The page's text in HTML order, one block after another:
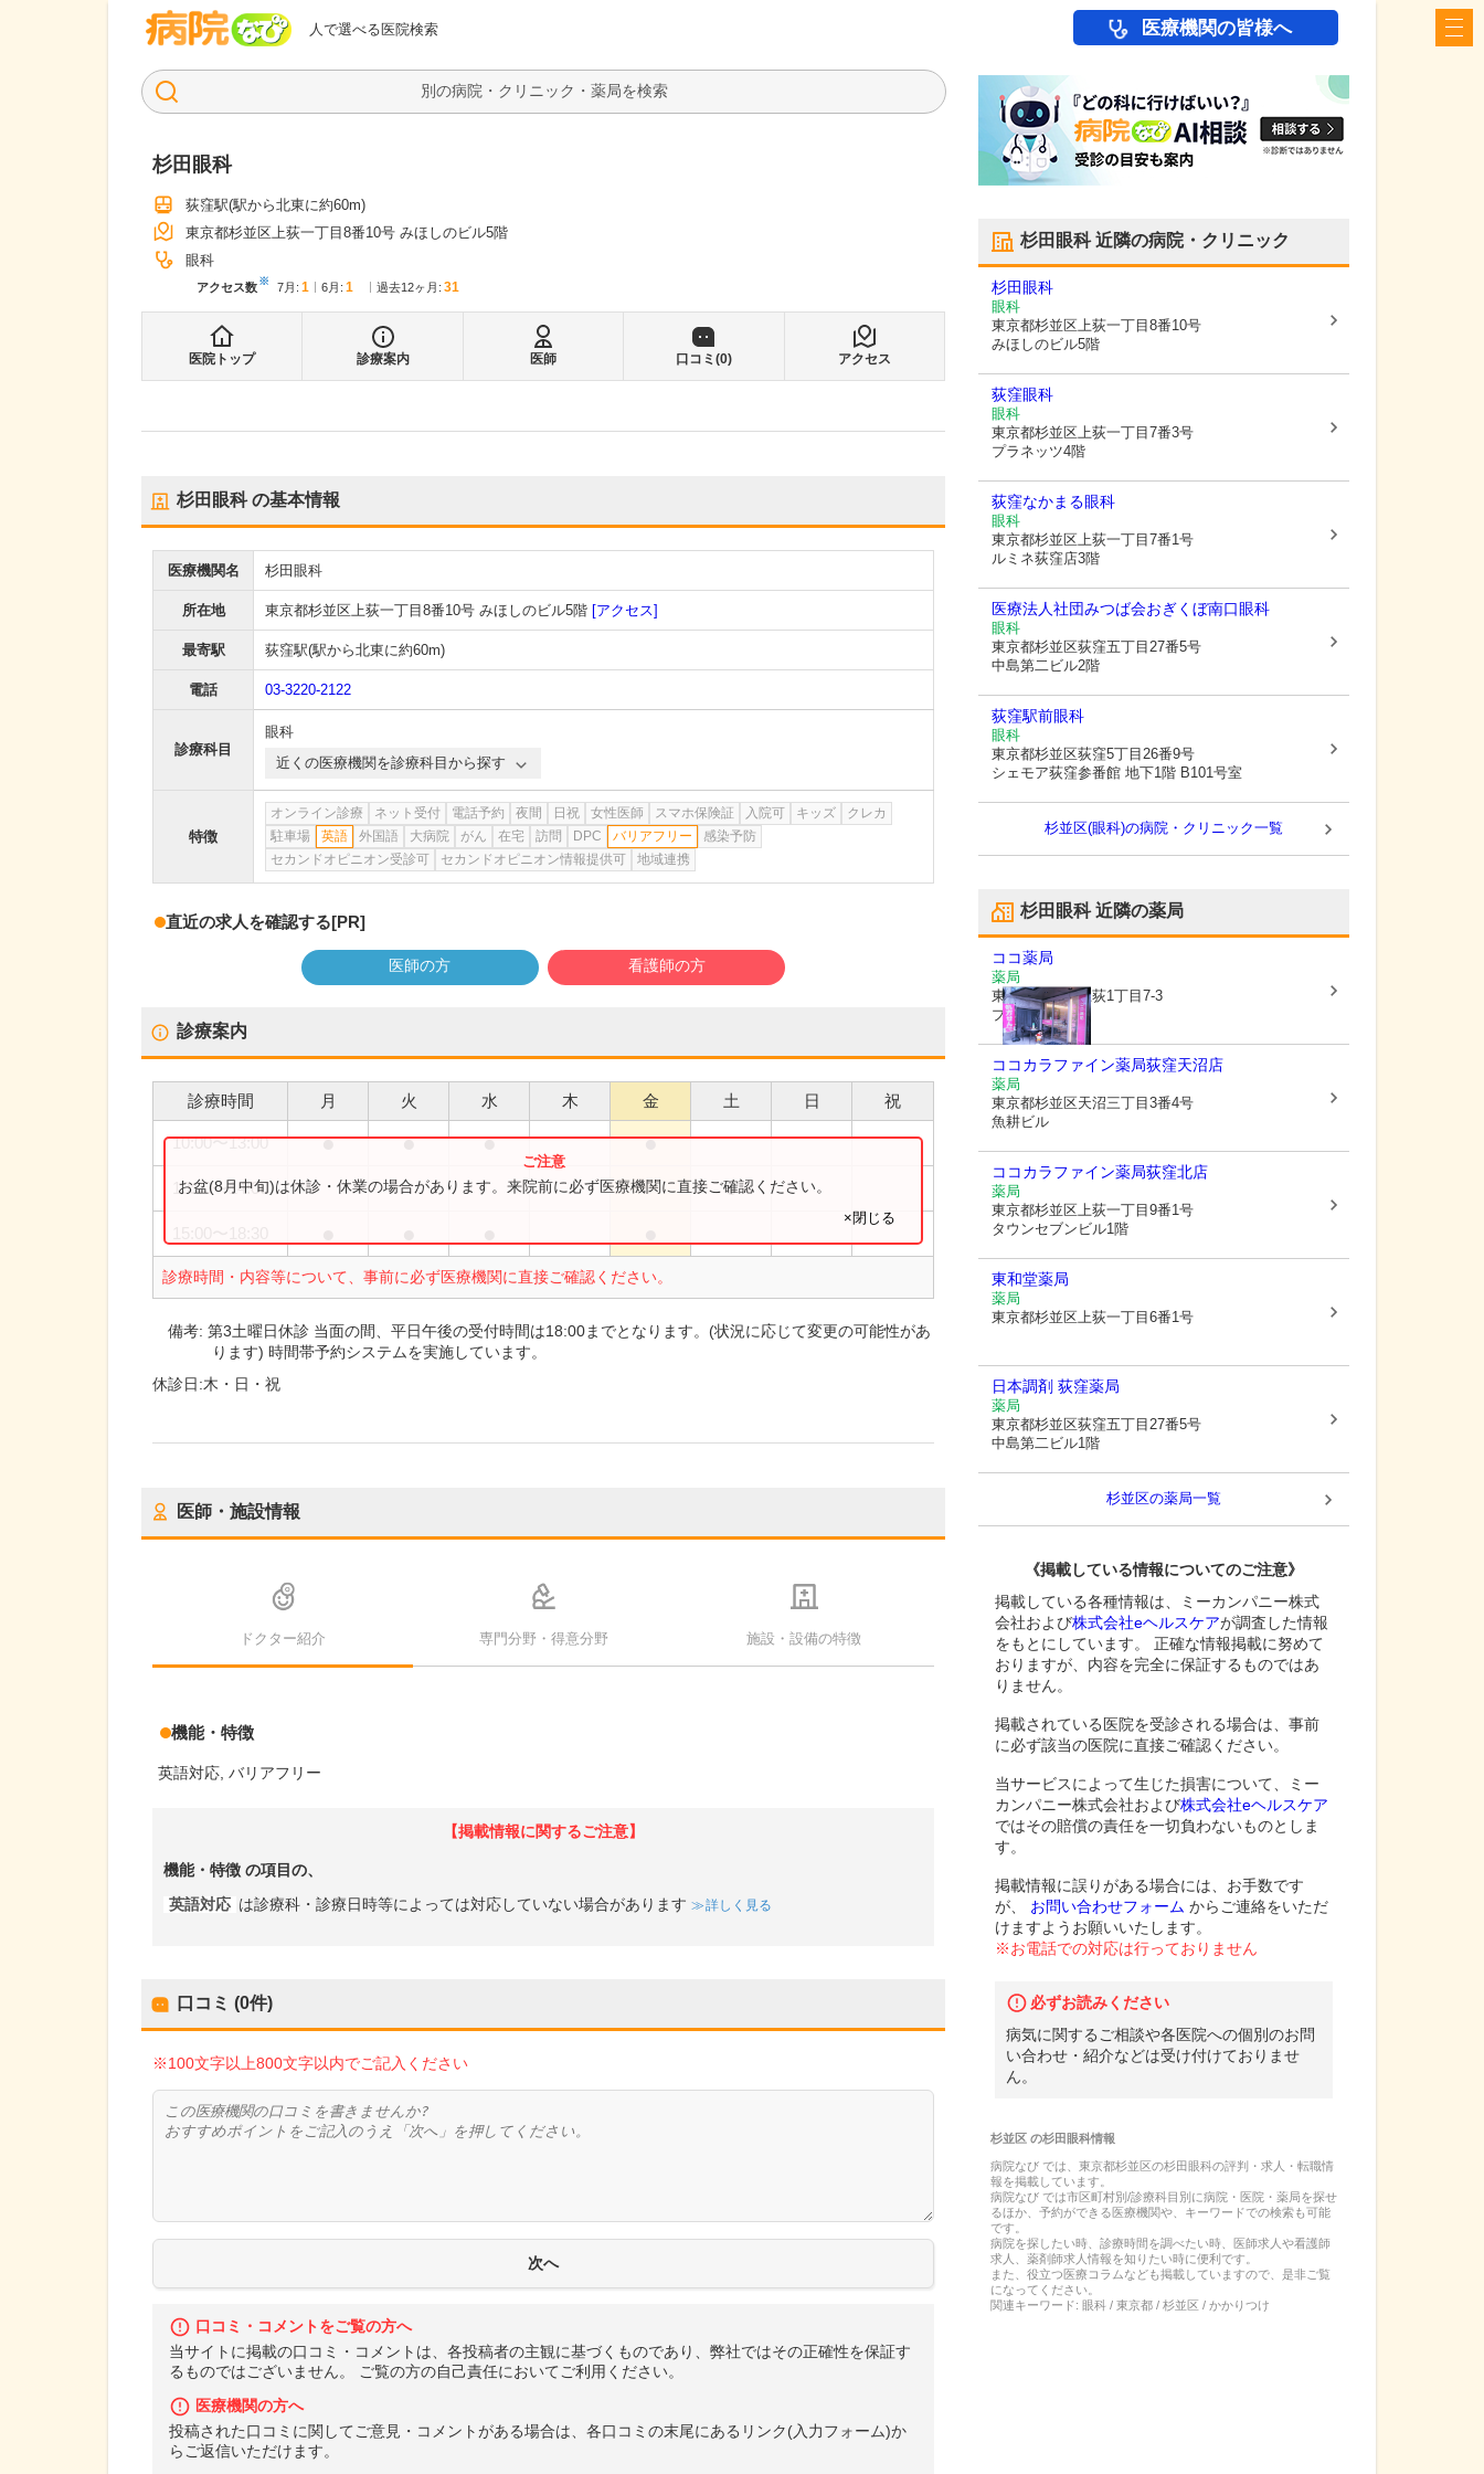
人で選べる医院検索
病院なび 医療機関の皆様へ
検索
杉田眼科
荻窪駅(駅から北東に約60m)
東京都杉並区上荻一丁目8番10号 みほしのビル5階
眼科
アクセス数※ 7月 : 1 6月 : 1 過去12ヶ月: 31
医院トップ 診療案内 医師 口コミ(0) アクセス
杉田眼科の基本情報
医療機関名 杉田眼科
所在地 東京都杉並区上荻一丁目8番10号 みほしのビル5階 [アクセス]
最寄駅 荻窪駅(駅から北東に約60m)
電話 03-3220-2122
診療科目
眼科
近くの医療機関を診療科目から探す
特徴
オンライン診療 ネット受付 電話予約 夜間 日祝 女性医師 スマホ保険証 入院可 キッズ
クレカ
駐車場
英語 外国語 大病院 がん 在宅 訪問 DPC バリアフリー
感染予防
セカンドオピニオン受診可
セカンドオピニオン情報提供可 地域連携
直近の求人を確認する[PR]
医師の方 看護師の方
診療案内
診療時間 月 火 水 木 金 土 日 祝
10:00〜13:00 ● ● ● ●
10:00〜14:00 ●
診療時間・内容等について、事前に必ず医療機関に直接ご確認ください。
お盆(8月中旬)は休診・休業の場合があります。来院前に必ず医療機関に直接ご確認ください。
×閉じる
備考:第3土曜日休診 当面の間、平日午後の受付時間は18:00までとなります。(状況に応じて変更の可能性があ
ります) 時間帯予約システムを実施しています。
休診日:木・日・祝
医師・施設情報
ドクター紹介 専門分野・得意分野 施設・設備の特徴
機能・特徴
英語対応 バリアフリー
【掲載情報に関するご注意】
機能・特徴 の項目の、
英語対応 は診療科・診療日時等によっては対応していない場合があります 詳しく見る
口コミ (0件)
※100文字以上800文字以内でご記入ください
口コミ・コメントをご覧の方へ
当サイトに掲載の口コミ・コメントは、各投稿者の主観に基づくものであり、弊社ではその正確性を保証す
るものではございません。 ご覧の方の自己責任においてご利用ください。
医療機関の方へ
投稿された口コミに関してご意見・コメントがある場合は、各口コミの末尾にあるリンク(入力フォーム)か
らご返信いただけます。
杉田眼科近隣の病院・クリニック
杉田眼科
眼科
東京都杉並区上荻一丁目8番10号
みほしのビル5階
荻窪眼科
眼科
東京都杉並区上荻一丁目7番3号
プラネッツ4階
荻窪なかまる眼科
眼科
東京都杉並区上荻一丁目7番1号
ルミネ荻窪店3階
医療法人社団みつば会おぎくぼ南口眼科
眼科
東京都杉並区荻窪五丁目27番5号
中島第二ビル2階
荻窪駅前眼科
眼科
東京都杉並区荻窪5丁目26番9号
シェモア荻窪参番館 地下1階 B101号室
杉並区(眼科)の病院・クリニック一覧
杉田眼科近隣の薬局
ココ薬局
薬局
東京都杉並区上荻1丁目7-3
プラネッツ 1階
ココカラファイン薬局荻窪天沼店
薬局
東京都杉並区天沼三丁目3番4号
魚耕ビル
ココカラファイン薬局荻窪北店
薬局
東京都杉並区上荻一丁目9番1号
タウンセブンビル1階
東和堂薬局
薬局
東京都杉並区上荻一丁目6番1号
日本調剤 荻窪薬局
薬局
東京都杉並区荻窪五丁目27番5号
中島第二ビル1階
杉並区の薬局一覧
《掲載している情報についてのご注意》
掲載している各種情報は、ミーカンパニー株式
会社および株式会社eヘルスケアが調査した情報
をもとにしています。 正確な情報掲載に努めて
おりますが、内容を完全に保証するものではあ
りません。
掲載されている医院を受診される場合は、事前
に必ず該当の医院に直接ご確認ください。
当サービスによって生じた損害について、ミー
カンパニー株式会社および株式会社eヘルスケア
ではその賠償の責任を一切負わないものとしま
す。
掲載情報に誤りがある場合には、お手数です
が、
お問い合わせフォーム からご連絡をいただ
けますようお願いいたします。
※お電話での対応は行っておりません
必ずお読みください
病気に関するご相談や各医院への個別のお問
い合わせ・紹介などは受け付けておりませ
ん。
杉並区の杉田眼科情報
病院なび では、 東京都杉並区の杉田眼科の評判・求人・転職情
報を掲載しています。
病院なび では市区町村別/診療科目別に病院・医院・薬局を探せ
るほか、予約ができる医療機関や、キーワードでの検索も可能
です。
病院を探したい時、診療時間を調べたい時、医師求人や看護師
求人、薬剤師求人情報を知りたい時に便利です。
また、役立つ医療コラムなども掲載していますので、是非ご覧
になってください。
関連キーワード: 眼科 / 東京都 / 杉並区 / かかりつけ